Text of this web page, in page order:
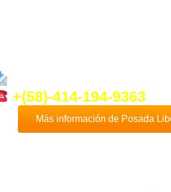
+(58)-414-194-9363
Más información de Posada